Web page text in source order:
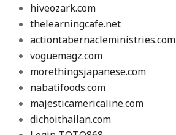
hiveozark.com
thelearningcafe.net
actiontabernacleministries.com
voguemagz.com
morethingsjapanese.com
nabatifoods.com
majesticamericaline.com
dichoithailan.com